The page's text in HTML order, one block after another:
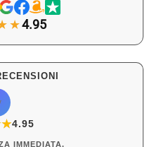
4.95
★
★4.95
IMMEDIATA.